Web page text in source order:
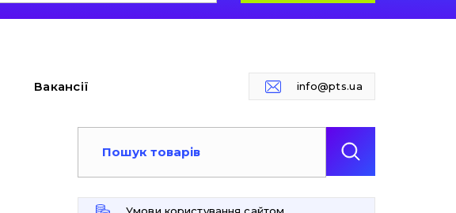
Вакансії info@pts.ua
Умови користування сайтом